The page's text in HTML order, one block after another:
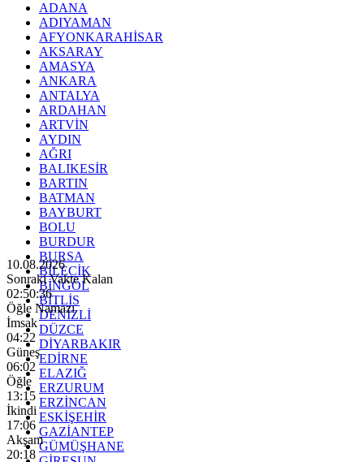
ADANA
ADIYAMAN
AFYONKARAHİSAR
AKSARAY
AMASYA
ANKARA
ANTALYA
ARDAHAN
ARTVİN
AYDIN
AĞRI
BALIKESİR
BARTIN
BATMAN
BAYBURT
BOLU
BURDUR
BURSA
BİLECİK
BİNGÖL
BİTLİS
DENİZLİ
DÜZCE
DİYARBAKIR
EDİRNE
ELAZIĞ
ERZURUM
ERZİNCAN
ESKİŞEHİR
GAZİANTEP
GÜMÜŞHANE
10.08.2026
Sonraki Vakte Kalan
02:50:34
Öğle Namazı
İmsak
04:22
Güneş
06:02
Öğle
13:15
İkindi
17:06
Akşam
20:18